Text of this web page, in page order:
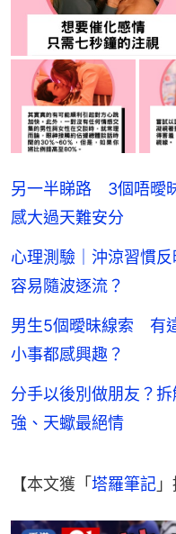
另一半睇路 3個唔曖
感大過天難安分
心理測驗｜沖涼習慣
容易隨波逐流？
男生5個曖昧線索 有
小事都感興趣？
分手以後別做朋友？
強、天蠍最絕情
【本文獲「塔羅筆記